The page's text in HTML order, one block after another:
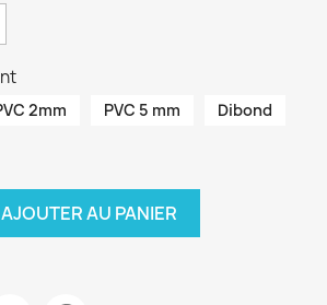
2mm PVC 5 mm Dibond
AJOUTER AU PANIER